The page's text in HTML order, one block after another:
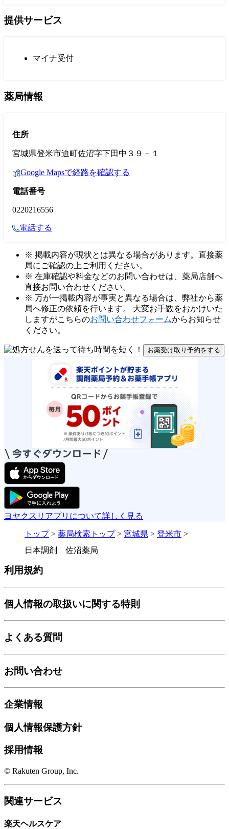
提供サービス
マイナ受付
薬局情報
住所
宮城県登米市迫町佐沼字下田中３９－１
Google Mapsで経路を確認する
電話番号
0220216556
電話する
※ 掲載内容が現状とは異なる場合があります。直接薬
局にご確認の上ご利用ください。
※ 在庫確認や料金などのお問い合わせは、薬局店舗へ
直接お問い合わせください。
※ 万が一掲載内容が事実と異なる場合は、弊社から薬
局へ修正の依頼を行います。 大変お手数をおかけいた
しますがこちらのお問い合わせフォームからお知らせ
ください。
お薬受け取り予約をする
ヨヤクスリアプリについて詳しく見る
トップ> 薬局検索トップ> 宮城県 > 登米市 >
日本調剤 佐沼薬局
利用規約
個人情報の取扱いに関する特則
よくある質問
お問い合わせ
企業情報
個人情報保護方針
採用情報
© Rakuten Group, Inc.
関連サービス
楽天ヘルスケア